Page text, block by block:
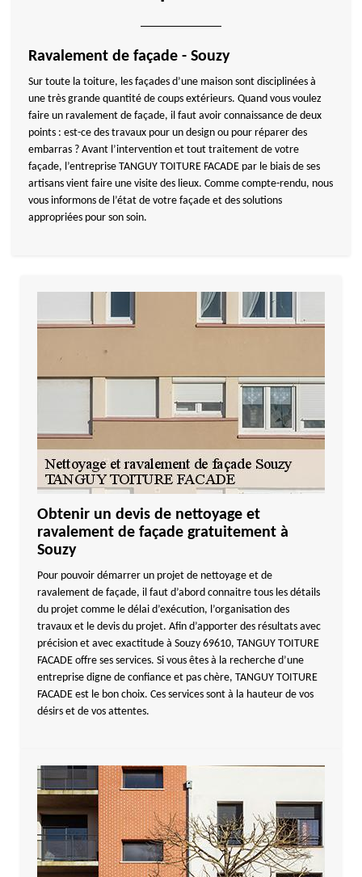
Ravalement de façade - Souzy
Sur toute la toiture, les façades d’une maison sont disciplinées à
une très grande quantité de coups extérieurs. Quand vous voulez
faire un ravalement de façade, il faut avoir connaissance de deux
points : est-ce des travaux pour un design ou pour réparer des
embarras ? Avant l’intervention et tout traitement de votre
façade, l’entreprise TANGUY TOITURE FACADE par le biais de ses
artisans vient faire une visite des lieux. Comme compte-rendu, nous
vous informons de l’état de votre façade et des solutions
appropriées pour son soin.
Obtenir un devis de nettoyage et
ravalement de façade gratuitement à
Souzy
Pour pouvoir démarrer un projet de nettoyage et de
ravalement de façade, il faut d’abord connaitre tous les détails
du projet comme le délai d’exécution, l’organisation des
travaux et le devis du projet. Afin d’apporter des résultats avec
précision et avec exactitude à Souzy 69610, TANGUY TOITURE
FACADE offre ses services. Si vous êtes à la recherche d’une
entreprise digne de confiance et pas chère, TANGUY TOITURE
FACADE est le bon choix. Ces services sont à la hauteur de vos
désirs et de vos attentes.